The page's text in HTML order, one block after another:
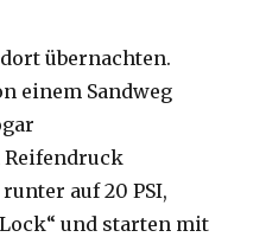
übernachten.
einem Sandweg
Reifendruck
auf 20 PSI,
und starten mit